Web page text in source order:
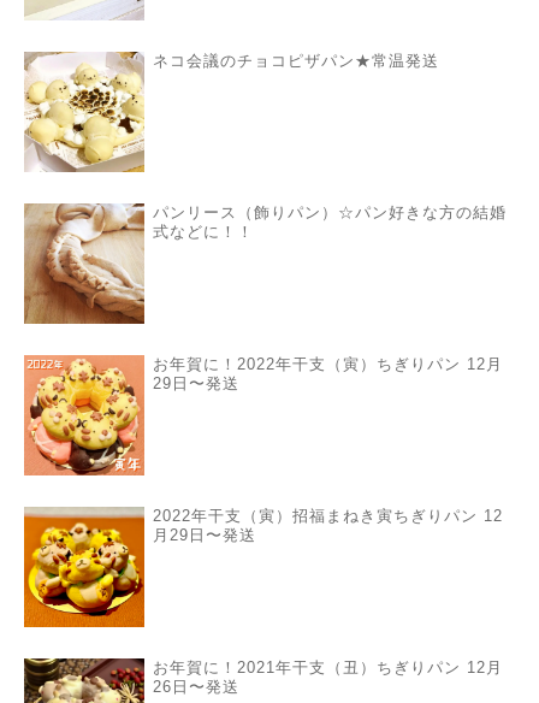
ネコ会議のチョコピザパン★常温発送
パンリース（飾りパン）☆パン好きな方の結婚
式などに！！
お年賀に！2022年干支（寅）ちぎりパン 12月
29日〜発送
2022年干支（寅）招福まねき寅ちぎりパン 12
月29日〜発送
お年賀に！2021年干支（丑）ちぎりパン 12月
26日〜発送